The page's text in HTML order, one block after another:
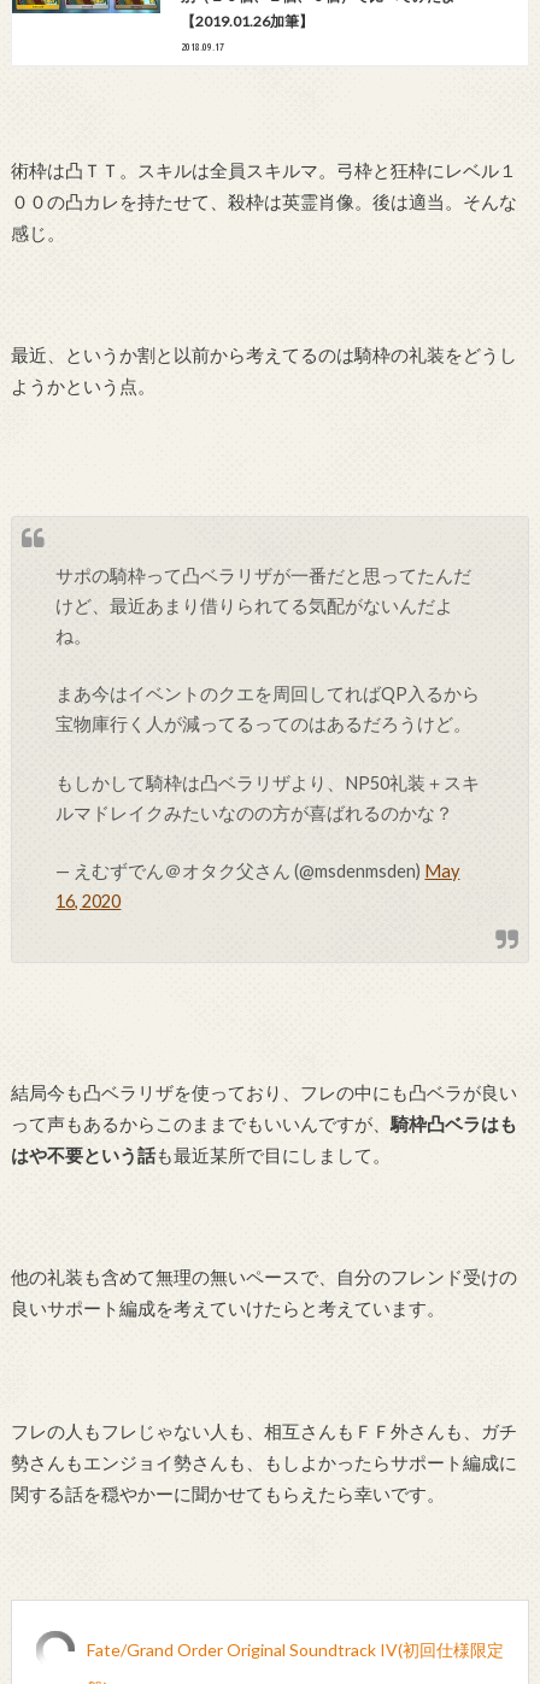
【2019.01.26加筆】
2018.09.17
術枠は凸ＴＴ。スキルは全員スキルマ。弓枠と狂枠にレベル１
００の凸カレを持たせて、殺枠は英霊肖像。後は適当。そんな
感じ。
最近、というか割と以前から考えてるのは騎枠の礼装をどうし
ようかという点。
サポの騎枠って凸ベラリザが一番だと思ってたんだ
けど、最近あまり借りられてる気配がないんだよ
ね。
まあ今はイベントのクエを周回してればQP入るから
宝物庫行く人が減ってるってのはあるだろうけど。
もしかして騎枠は凸ベラリザより、NP50礼装＋スキ
ルマドレイクみたいなのの方が喜ばれるのかな？
— えむずでん＠オタク父さん (@msdenmsden) May
16, 2020
結局今も凸ベラリザを使っており、フレの中にも凸ベラが良い
って声もあるからこのままでもいいんですが、 騎枠凸ベラはも
はや不要という話も最近某所で目にしまして。
他の礼装も含めて無理の無いペースで、自分のフレンド受けの
良いサポート編成を考えていけたらと考えています。
フレの人もフレじゃない人も、相互さんもＦＦ外さんも、ガチ
勢さんもエンジョイ勢さんも、もしよかったらサポート編成に
関する話を穏やかーに聞かせてもらえたら幸いです。
Fate/Grand Order Original Soundtrack IV(初回仕様限定